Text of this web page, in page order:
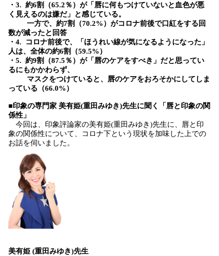
・3. 約6割（65.2％）が「唇に何もつけていないと血色が悪
く見えるのは嫌だ」と感じている。
一方で、約7割（70.2%）がコロナ前後で口紅をする回
数が減ったと回答
・4. コロナ前後で、「ほうれい線が気になるようになった」
人は、全体の約6割（59.5%）
・5. 約9割（87.5％）が「唇のケアをすべき」だと思ってい
るにもかかわらず、
マスクをつけていると、唇のケアをおろそかにしてしま
っている（66.0%）
■印象の専門家 美有姫(重田みゆき)先生に聞く「唇と印象の関
係性」
今回は、印象評論家の美有姫(重田みゆき)先生に、唇と印
象の関係性について、コロナ下という現状を加味した上での
お話を伺いました。
美有姫 (重田みゆき)先生